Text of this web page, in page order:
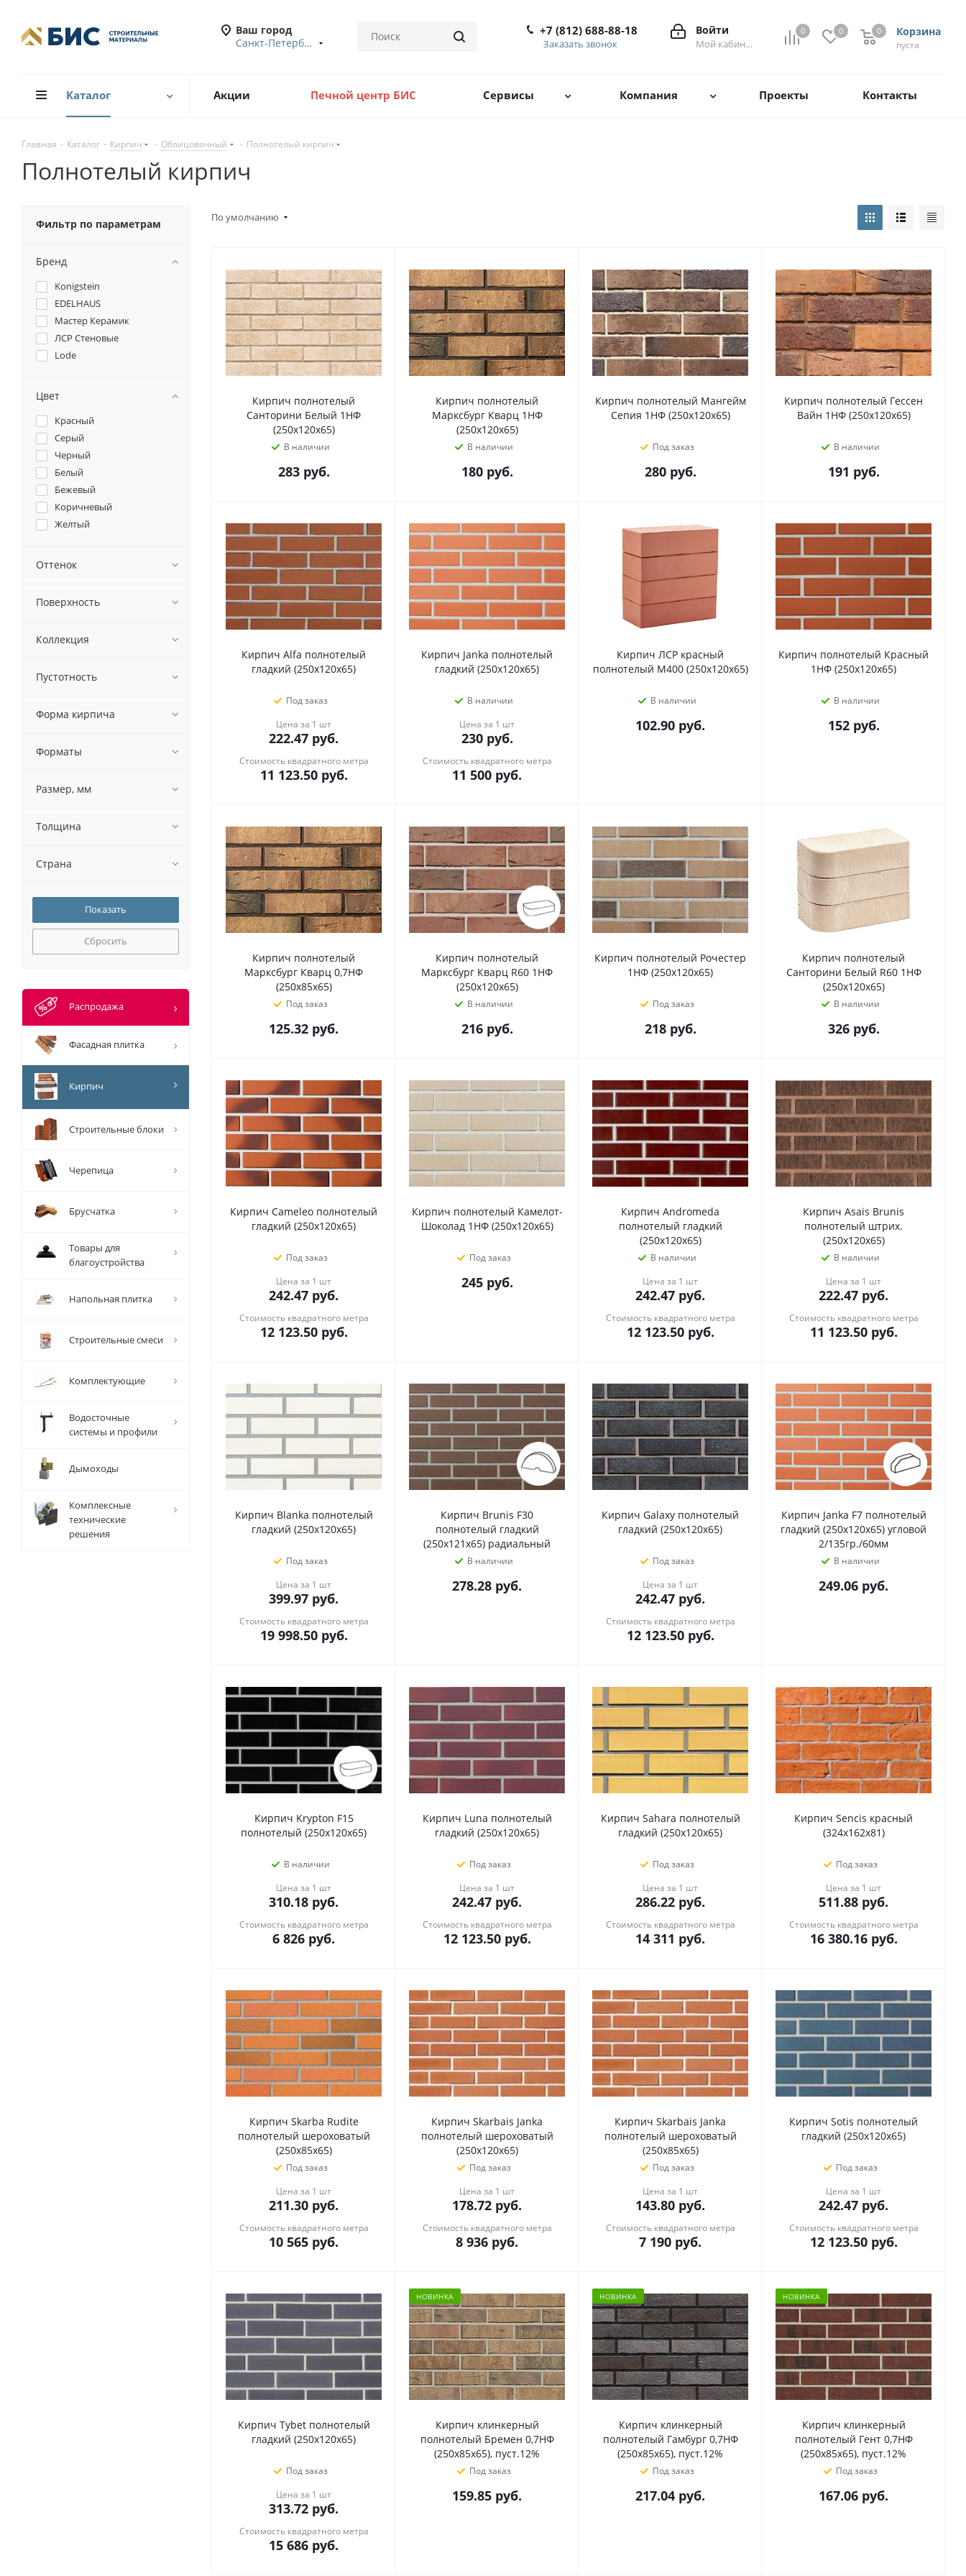
Ваш город
Санкт-Петербург
0 0 Корзина
0
пуста
0
Войти
Мой кабинет
+7 (812) 688-88-18
Заказать звонок
Каталог Акции Печной центр БИС Сервисы Компания Проекты Контакты
Главная - Каталог - Кирпич - Облицовочный - Полнотелый кирпич
Полнотелый кирпич
По умолчанию
Кирпич полнотелый
Санторини Белый 1НФ
(250х120х65)
В наличии
283руб.
Кирпич полнотелый
Марксбург Кварц 1НФ
(250х120х65)
В наличии
180руб.
Кирпич полнотелый Мангейм
Сепия 1НФ (250х120х65)
Под заказ
280руб.
Кирпич полнотелый Гессен
Вайн 1НФ (250х120х65)
В наличии
191 руб.
Кирпич Alfa полнотелый
гладкий (250х120х65)
Под заказ
Цена за 1 шт
222.47 руб.
Стоимость квадратного метра
11 123.50руб.
Кирпич Janka полнотелый
гладкий (250х120х65)
В наличии
Цена за 1 шт
230руб.
Стоимость квадратного метра
11 500 руб.
Кирпич ЛСР красный
полнотелый М400 (250x120x65)
В наличии
102.90 руб.
Кирпич полнотелый Красный
1НФ (250х120х65)
В наличии
152руб.
Кирпич полнотелый
Марксбург Кварц 0,7НФ
(250x85x65)
Под заказ
125.32 руб.
Кирпич полнотелый
Марксбург Кварц R60 1НФ
(250х120х65)
В наличии
216руб.
Кирпич полнотелый Рочестер
1НФ (250х120х65)
Под заказ
218руб.
Кирпич полнотелый
Санторини Белый R60 1НФ
(250х120х65)
В наличии
326руб.
Кирпич Cameleo полнотелый
гладкий (250х120х65)
Под заказ
Цена за 1 шт
242.47 руб.
Стоимость квадратного метра
12 123.50руб.
Кирпич полнотелый Камелот-
Шоколад 1НФ (250х120х65)
Под заказ
245руб.
Кирпич Andromeda
полнотелый гладкий
(250х120х65)
В наличии
Цена за 1 шт
242.47 руб.
Стоимость квадратного метра
12 123.50руб.
Кирпич Asais Brunis
полнотелый штрих.
(250х120х65)
В наличии
Цена за 1 шт
222.47 руб.
Стоимость квадратного метра
11 123.50руб.
Кирпич Blanka полнотелый
гладкий (250х120х65)
Под заказ
Цена за 1 шт
399.97 руб.
Стоимость квадратного метра
19 998.50руб.
Кирпич Brunis F30
полнотелый гладкий
(250х121х65) радиальный
В наличии
278.28 руб.
Кирпич Galaxy полнотелый
гладкий (250х120х65)
Под заказ
Цена за 1 шт
242.47 руб.
Стоимость квадратного метра
12 123.50руб.
Кирпич Janka F7 полнотелый
гладкий (250х120х65) угловой
2/135гр./60мм
В наличии
249.06 руб.
Кирпич Krypton F15
полнотелый (250х120х65)
В наличии
Цена за 1 шт
310.18 руб.
Стоимость квадратного метра
6 826 руб.
Кирпич Luna полнотелый
гладкий (250х120х65)
Под заказ
Цена за 1 шт
242.47 руб.
Стоимость квадратного метра
12 123.50руб.
Кирпич Sahara полнотелый
гладкий (250x120x65)
Под заказ
Цена за 1 шт
286.22 руб.
Стоимость квадратного метра
14 311 руб.
Кирпич Sencis красный
(324x162x81)
Под заказ
Цена за 1 шт
511.88 руб.
Стоимость квадратного метра
16 380.16руб.
Кирпич Skarba Rudite
полнотелый шероховатый
(250х85х65)
Под заказ
Цена за 1 шт
211.30 руб.
Стоимость квадратного метра
10 565 руб.
Кирпич Skarbais Janka
полнотелый шероховатый
(250х120х65)
Под заказ
Цена за 1 шт
178.72 руб.
Стоимость квадратного метра
8 936 руб.
Кирпич Skarbais Janka
полнотелый шероховатый
(250х85х65)
Под заказ
Цена за 1 шт
143.80 руб.
Стоимость квадратного метра
7 190 руб.
Кирпич Sotis полнотелый
гладкий (250x120x65)
Под заказ
Цена за 1 шт
242.47 руб.
Стоимость квадратного метра
12 123.50руб.
Кирпич Tybet полнотелый
гладкий (250х120х65)
Под заказ
Цена за 1 шт
313.72 руб.
Стоимость квадратного метра
15 686 руб.
НОВИНКА
Кирпич клинкерный
полнотелый Бремен 0,7НФ
(250х85х65), пуст.12%
Под заказ
159.85 руб.
НОВИНКА
Кирпич клинкерный
полнотелый Гамбург 0,7НФ
(250х85х65), пуст.12%
Под заказ
217.04 руб.
НОВИНКА
Кирпич клинкерный
полнотелый Гент 0,7НФ
(250х85х65), пуст.12%
Под заказ
167.06 руб.
Фильтр по параметрам
Бренд
Konigstein
EDELHAUS
Мастер Керамик
ЛСР Стеновые
Lode
Цвет
Красный
Серый
Черный
Белый
Бежевый
Коричневый
Желтый
Оттенок
Поверхность
Коллекция
Пустотность
Форма кирпича
Форматы
Размер, мм
Толщина
Страна
Сбросить
Распродажа
Фасадная плитка
Кирпич
Строительные блоки
Черепица
Брусчатка
Товары для
благоустройства
Напольная плитка
Строительные смеси
Комплектующие
Водосточные
системы и профили
Дымоходы
Комплексные
технические
решения